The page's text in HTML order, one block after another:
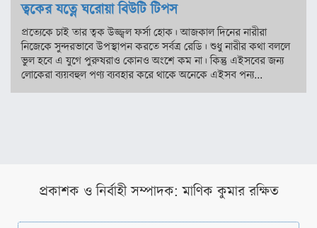
লাইফস্টাইল
স্বাস্থ্য
রূপচর্চা
রসনাবিলাস
ত্বকের যত্নে ঘরোয়া বিউটি টিপস
প্রত্যেকে চাই তার ত্বক উজ্জ্বল ফর্সা হোক। আজকাল দিনের নারীরা
নিজেকে সুন্দরভাবে উপস্থাপন করতে সর্বত্র রেডি। শুধু নারীর কথা বললে
ভুল হবে এ যুগে পুরুষরাও কোনও অংশে কম না। কিন্তু এইসবের জন্য
লোকেরা ব্যয়বহুল পণ্য ব্যবহার করে থাকে অনেকে এইসব পন্য...
প্রকাশক ও নির্বাহী সম্পাদক: মাণিক কুমার রক্ষিত